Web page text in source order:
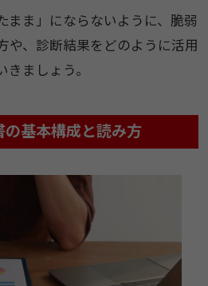
まま」にならないように、脆弱
や、診断結果をどのように活用
ましょう。
基本構成と読み方